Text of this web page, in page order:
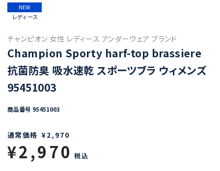
NEW
レディース
チャンピオン 女性 レディース アンダーウェア ブランド
Champion Sporty harf-top brassiere
抗菌防臭 吸水速乾 スポーツブラ ウィメンズ
95451003
商品番号 95451003
通常価格 ¥2,970
¥2,970 税込